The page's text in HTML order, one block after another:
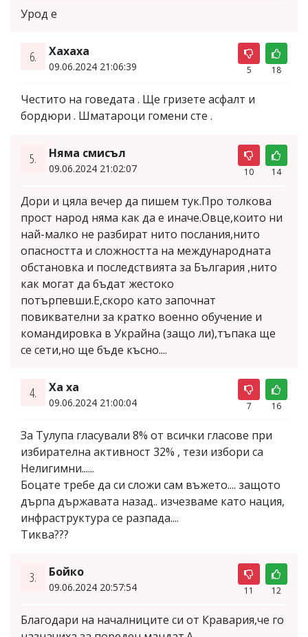
Урод е
6. Хахаха
09.06.2024 21:06:39 5 18
Честито на говедата . Ще гризете асфалт и
бордюри . Шматароци гомени сте .
5. Няма смисъл
09.06.2024 21:02:07 10 14
Дори и цяла вечер да пишем тук.Про толкова
прост народ няма как да е иначе.Овце,които ни
най-малко не разбират нито послания,нито
опасността и сложността на международната
обстановка и последствията за България ,нито
как могат да бъдат жестоко
потърпевши.Е,скоро като започнат
повиквателни за кратко военно обучение и
командировка в Украйна (защо ли),тъпака ще
се сети,но ще бъде късно....
4. Ха ха
09.06.2024 21:00:04 7 16
За Тулупа гласували 8% от всички гласове при
избирателна активност 32% , тези избори са
Нелигимни......
Боцате требе да си сложи сам въжето.... защото
дърпа държавата назад.. изчезваме като нация,
инфраструктура се разпада....
Тиква???
3. Бойко
09.06.2024 20:57:54 11 12
Благодари на началниците си от Кравария,че го